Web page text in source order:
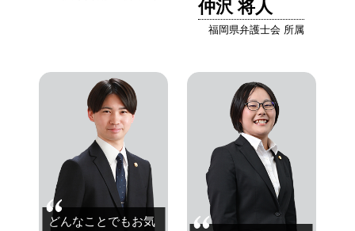
仲沢 将人
福岡県弁護士会 所属
どんなことでもお気